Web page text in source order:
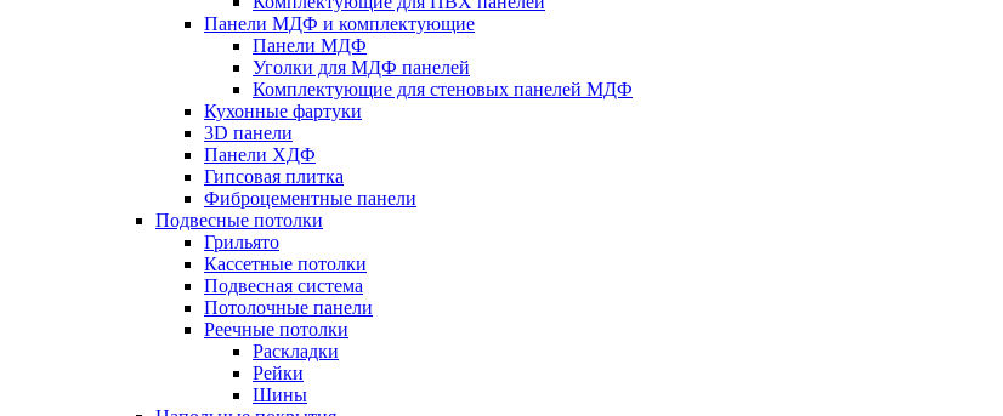
Панели МДФ и комплектующие
Панели МДФ
Уголки для МДФ панелей
Комплектующие для стеновых панелей МДФ
Кухонные фартуки
3D панели
Панели ХДФ
Гипсовая плитка
Фиброцементные панели
Подвесные потолки
Грильято
Кассетные потолки
Подвесная система
Потолочные панели
Реечные потолки
Раскладки
Рейки
Шины